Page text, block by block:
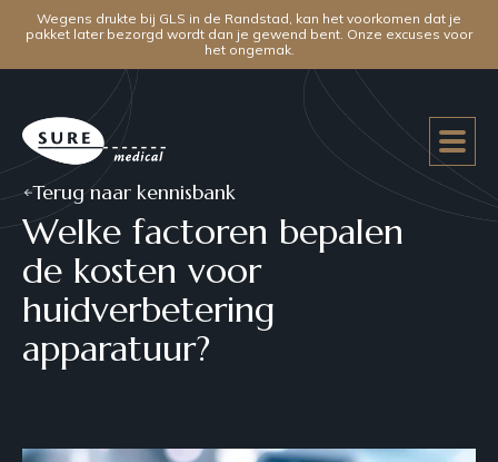
Wegens drukte bij GLS in de Randstad, kan het voorkomen dat je
pakket later bezorgd wordt dan je gewend bent. Onze excuses voor
het ongemak.
Terug naar kennisbank
Welke factoren bepalen
de kosten voor
huidverbetering
apparatuur?